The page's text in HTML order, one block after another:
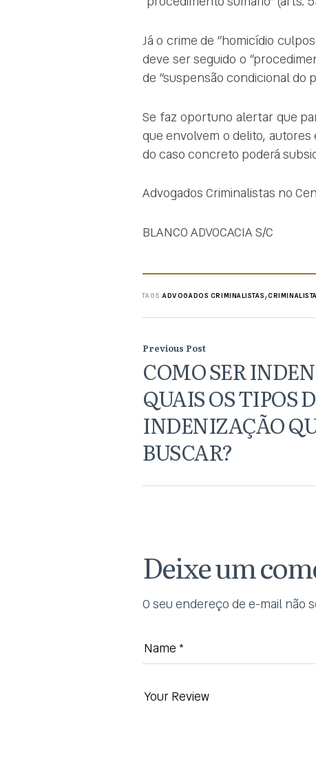
Já o crime de “homicídio
deve ser seguido o
de “suspensão condicional do
Se faz oportuno alertar que
que envolvem o delito,
do caso concreto poderá
Advogados Criminalistas no
BLANCO ADVOCACIA S/C
TAGS:ADVOGADOS CRIMINALISTAS,
Previous Post
COMO SER
QUAIS OS TIPOS
INDENIZAÇÃO
BUSCAR?
Deixe um
O seu endereço de e-mail não